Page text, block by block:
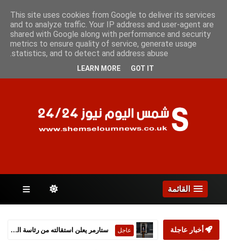
الصفحات
القائمة
أخبار عاجلة عاجل ستارمر يعلن استقالته من رئاسة الحكومة البريطانية
This site uses cookies from Google to deliver its services
and to analyze traffic. Your IP address and user-agent are
shared with Google along with performance and security
metrics to ensure quality of service, generate usage
statistics, and to detect and address abuse.
LEARN MORE GOT IT